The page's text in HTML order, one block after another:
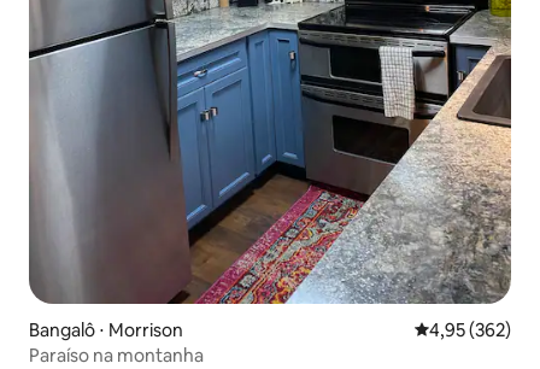
Bangalô ⋅ Morrison 4,95 de uma
4,95 (362)
Paraíso na montanha